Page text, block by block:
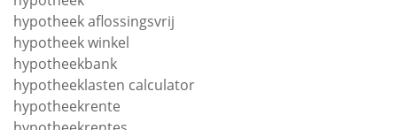
hypotheek aflossingsvrij
hypotheek winkel
hypotheekbank
hypotheeklasten calculator
hypotheekrente